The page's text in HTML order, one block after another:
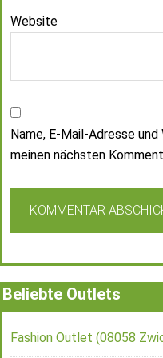
Website
Name, E-Mail-Adresse
meinen nächsten
Beliebte Outlets
Fashion Outlet (08058